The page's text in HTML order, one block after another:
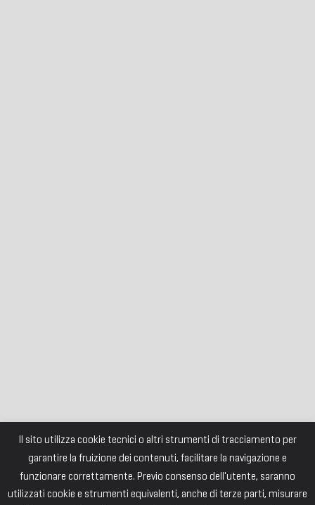
Il sito utilizza cookie tecnici o altri strumenti di tracciamento per
garantire la fruizione dei contenuti, facilitare la navigazione e
funzionare correttamente. Previo consenso dell'utente, saranno
utilizzati cookie e strumenti equivalenti, anche di terze parti, misurare